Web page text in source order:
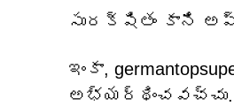
సురక్షితం కాని
ఇంకా,